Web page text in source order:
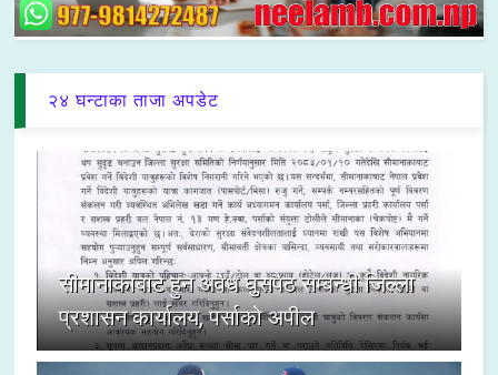
२४ घन्टाका ताजा अपडेट
सीमानाकाबाट हुने अवैध घुसपैठ सम्बन्धी जिल्ला
प्रशासन कार्यालय, पर्साको अपील